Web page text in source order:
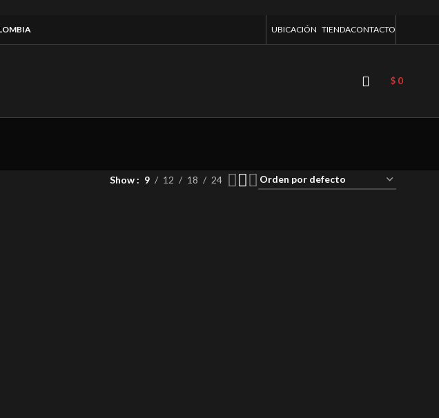
UBICACIÓN TIENDACONTACTO
$ 0
Show 9 12 18 24